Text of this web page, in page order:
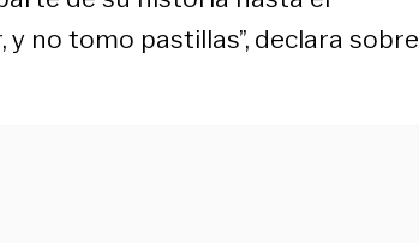
no tomo pastillas”, declara sobre